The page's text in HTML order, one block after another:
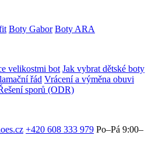
Boty Gabor Boty ARA
velikostmi bot Jak vybrat dětské boty
řád Vrácení a výměna obuvi
sporů (ODR)
+420 608 333 979 Po–Pá 9:00–